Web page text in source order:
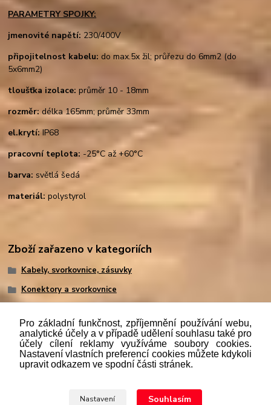
PARAMETRY SPOJKY:
jmenovité napětí: 230/400V
připojitelnost kabelu: do max.5x žil; průřezu do 6mm2 (do
5x6mm2)
tloušťka izolace:průměr 10 - 18mm
rozměr: délka 165mm; průměr 33mm
el.krytí:IP68
pracovní teplota: -25°C až +60°C
barva: světlá šedá
materiál: polystyrol
Zboží zařazeno v kategoriích
Kabely, svorkovnice, zásuvky
Konektory a svorkovnice
Podlezákona č. 112/mmmmm2016 Sb. o evidenci tržeb je
prodávající povinen vystavit kupujícímu účtenku. Zároveň je
případě technického výpadku pak nejpozději do 48 hodin.“
Pro základní funkčnost, zpříjemnění používání webu,
analytické účely a v případě udělení souhlasu také pro
účely cílení reklamy využíváme soubory cookies.
Nastavení vlastních preferencí cookies můžete kdykoli
upravit odkazem ve spodní části stránek.
Nastavení Souhlasím